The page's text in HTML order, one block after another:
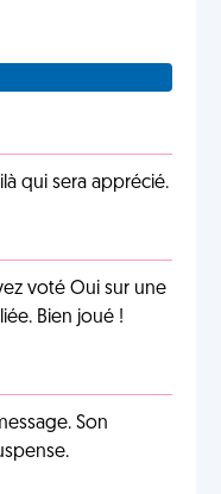
qui sera apprécié.
voté Oui sur une
Bien joué !
Son